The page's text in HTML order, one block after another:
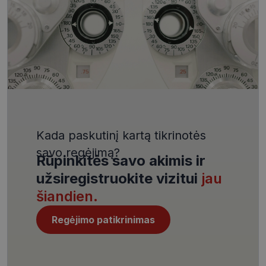
Kada paskutinį kartą tikrinotės
savo regėjimą?
Rūpinkitės savo akimis ir
užsiregistruokite vizitui jau
šiandien.
Regėjimo patikrinimas
VISITOR_PRIVACY_METADATA
YouTube
.youtube.com
5 mėnesiai
4 savaitės
CookieScriptConsent
www.visionexpress.lt